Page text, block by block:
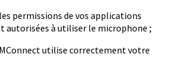
permissions de vos applications
autorisées à utiliser le microphone ;
utilise correctement votre